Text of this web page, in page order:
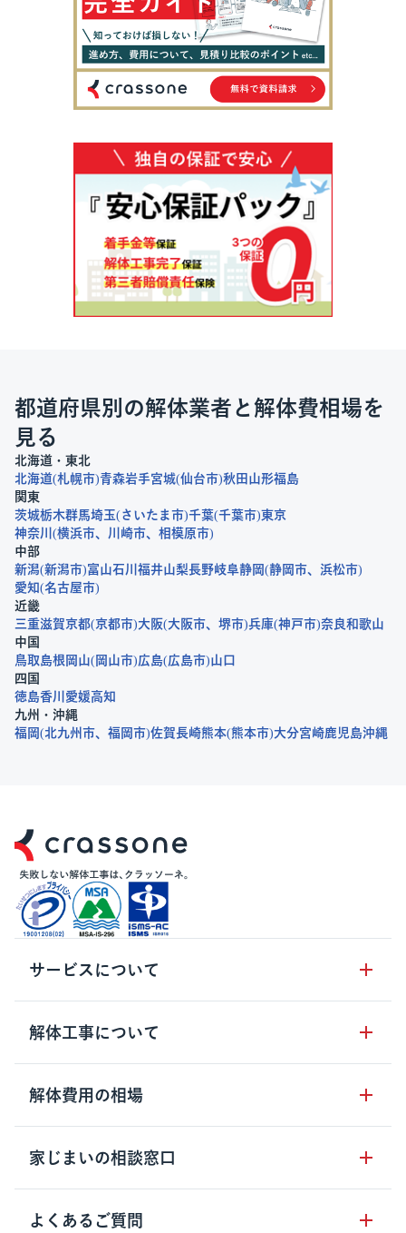
都道府県別の解体業者と解体費相場を
見る
北海道・東北
北海道 札幌市 青森岩手宮城 仙台市 秋田 山形福島
関東
茨城栃木群馬埼玉 さいたま市 千葉 千葉市 東京
神奈川
横浜市 川崎市
相模原市
中部
新潟 新潟市 富山石川 福井山梨長野岐阜静岡 静岡市
浜松市
愛知 名古屋市
近畿
三重滋賀京都 京都市 大阪 大阪市 堺市 兵庫 神戸市 奈良和歌山
中国
鳥取 島根 岡山 岡山市 広島 広島市 山口
四国
徳島香川 愛媛高知
九州・沖縄
福岡 北九州市 福岡市 佐賀長崎熊本 熊本市 大分宮崎鹿児島沖縄
サービスについて
サービスの流れ
サービスのメリット
クラッソーネの自治体連携
解体工事について
解体工事の基礎知識
解体工事に関わる法律
用語集
解体費用の相場
木造住宅の相場
鉄骨造住宅の相場
RC造住宅の相場
家じまいの相談窓口
家じまいの相談窓口
よくあるご質問